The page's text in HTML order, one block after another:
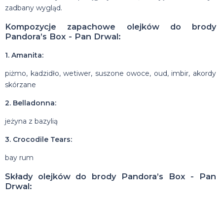
zadbany wygląd.
Kompozycje zapachowe olejków do brody
Pandora’s Box - Pan Drwal:
1. Amanita:
piżmo, kadzidło, wetiwer, suszone owoce, oud, imbir, akordy
skórzane
2. Belladonna:
jeżyna z bazylią
3. Crocodile Tears:
bay rum
Składy olejków do brody Pandora’s Box - Pan
Drwal: